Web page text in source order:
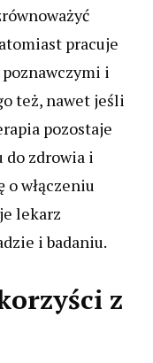
pracuje
i
też, nawet jeśli
pozostaje
zdrowia i
o włączeniu
lekarz
i badaniu.
z